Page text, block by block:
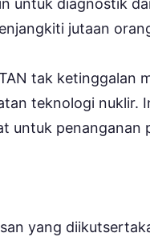
untuk diagnostik
jutaan
tak ketinggalan
teknologi nuklir.
untuk penanganan
yang